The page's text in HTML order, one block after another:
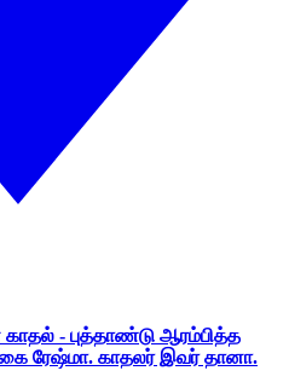
காதல் - புத்தாண்டு ஆரம்பித்த
ரேஷ்மா. காதலர் இவர் தானா.